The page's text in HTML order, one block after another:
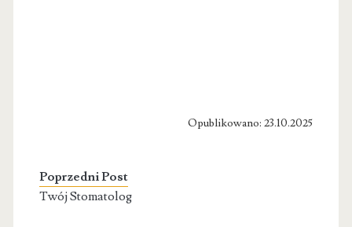
Opublikowano: 23.10.2025
Poprzedni Post
Twój Stomatolog